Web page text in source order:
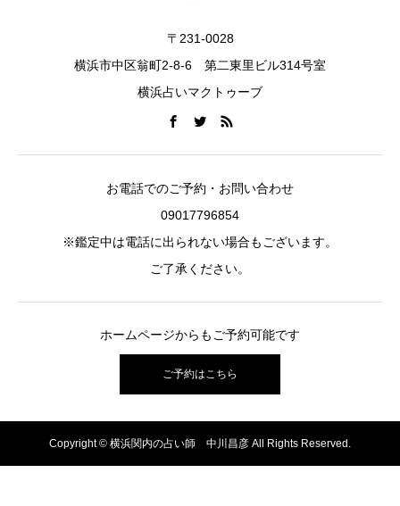
〒231-0028
横浜市中区翁町2-8-6 第二東里ビル314号室
横浜占いマクトゥーブ
お電話でのご予約・お問い合わせ
09017796854
※鑑定中は電話に出られない場合もございます。
ご了承ください。
ホームページからもご予約可能です
ご予約はこちら
Copyright © 横浜関内の占い師 中川昌彦 All Rights Reserved.